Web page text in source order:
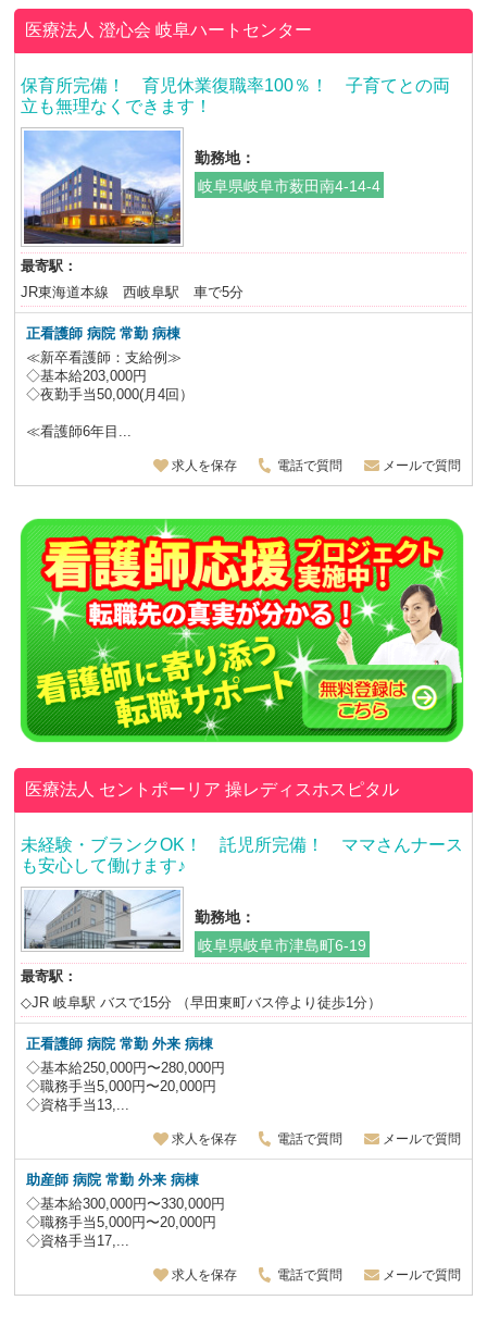
医療法人 澄心会岐阜ハートセンター
保育所完備！ 育児休業復職率100％！ 子育てとの両
立も無理なくできます！
勤務地：
岐阜県岐阜市薮田南4-14-4
最寄駅：
JR東海道本線 西岐阜駅 車で5分
正看護師 病院 常勤 病棟
≪新卒看護師：支給例≫
◇基本給203,000円
◇夜勤手当50,000(月4回）
≪看護師6年目...
求人を保存 電話で質問 メールで質問
医療法人 セントポーリア操レディスホスピタル
未経験・ブランクOK！ 託児所完備！ ママさんナース
も安心して働けます♪
勤務地：
岐阜県岐阜市津島町6-19
最寄駅：
◇JR 岐阜駅 バスで15分 （早田東町バス停より徒歩1分）
正看護師 病院 常勤 外来 病棟
◇基本給250,000円〜280,000円
◇職務手当5,000円〜20,000円
◇資格手当13,...
求人を保存 電話で質問 メールで質問
助産師 病院 常勤 外来 病棟
◇基本給300,000円〜330,000円
◇職務手当5,000円〜20,000円
◇資格手当17,...
求人を保存 電話で質問 メールで質問